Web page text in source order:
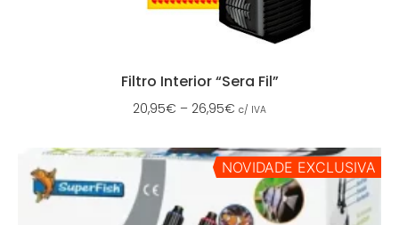
Filtro Interior “Sera Fil”
20,95€ – 26,95€ c/ IVA
NOVIDADE EXCLUSIVA